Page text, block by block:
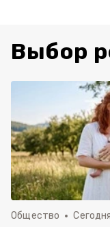
Выбор
Общество